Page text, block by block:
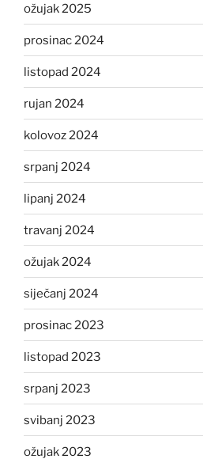
ožujak 2025
prosinac 2024
listopad 2024
rujan 2024
kolovoz 2024
srpanj 2024
lipanj 2024
travanj 2024
ožujak 2024
siječanj 2024
prosinac 2023
listopad 2023
srpanj 2023
svibanj 2023
ožujak 2023